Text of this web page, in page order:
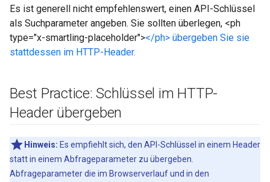
Es ist generell nicht empfehlenswert, einen API-Schlüssel
als Suchparameter angeben. Sie sollten überlegen, <ph
type="x-smartling-placeholder"></ph> übergeben Sie sie
stattdessen im HTTP-Header.
Best Practice: Schlüssel im HTTP-
Header übergeben
Hinweis: Es empfiehlt sich, den API-Schlüssel in einem Header
statt in einem Abfrageparameter zu übergeben.
Abfrageparameter die im Browserverlauf und in den